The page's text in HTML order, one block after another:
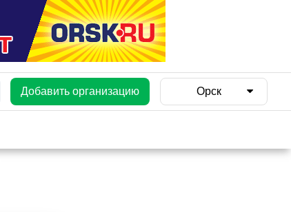
Добавить организацию Орск